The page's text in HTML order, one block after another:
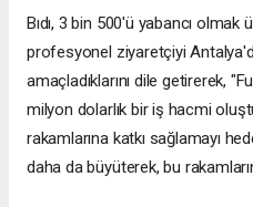
Bıdı, 3 bin 500'ü yabancı olmak
profesyonel ziyaretçiyi
amaçladıklarını dile getirerek,
milyon dolarlık bir iş hacmi
rakamlarına katkı sağlamayı
daha da büyüterek, bu